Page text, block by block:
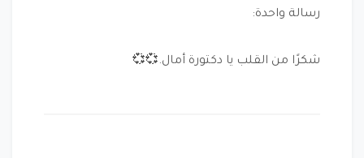
رسالة واحدة:
شكرًا من القلب يا دكتورة أمال.💞💞